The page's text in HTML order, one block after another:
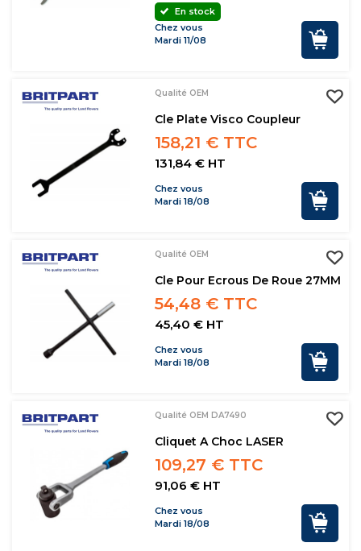
En stock
Chez vous
Mardi 11/08
Qualité OEM
Cle Plate Visco Coupleur
158,21 € TTC
131,84 € HT
Chez vous
Mardi 18/08
Qualité OEM
Cle Pour Ecrous De Roue 27MM
54,48 € TTC
45,40 € HT
Chez vous
Mardi 18/08
Qualité OEM DA7490
Cliquet A Choc LASER
109,27 € TTC
91,06 € HT
Chez vous
Mardi 18/08